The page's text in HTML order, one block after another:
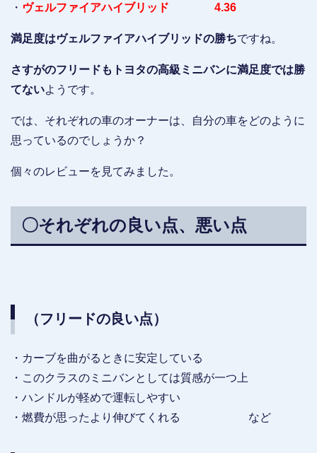
・ ヴェルファイアハイブリッド 4.36
満足度はヴェルファイアハイブリッドの勝ちですね。
さすがのフリードもトヨタの高級ミニバンに満足度では勝
てないようです。
では、それぞれの車のオーナーは、自分の車をどのように
思っているのでしょうか？
個々のレビューを見てみました。
〇それぞれの良い点、悪い点
（フリードの良い点）
・カーブを曲がるときに安定している
・このクラスのミニバンとしては質感が一つ上
・ハンドルが軽めで運転しやすい
・燃費が思ったより伸びてくれる など